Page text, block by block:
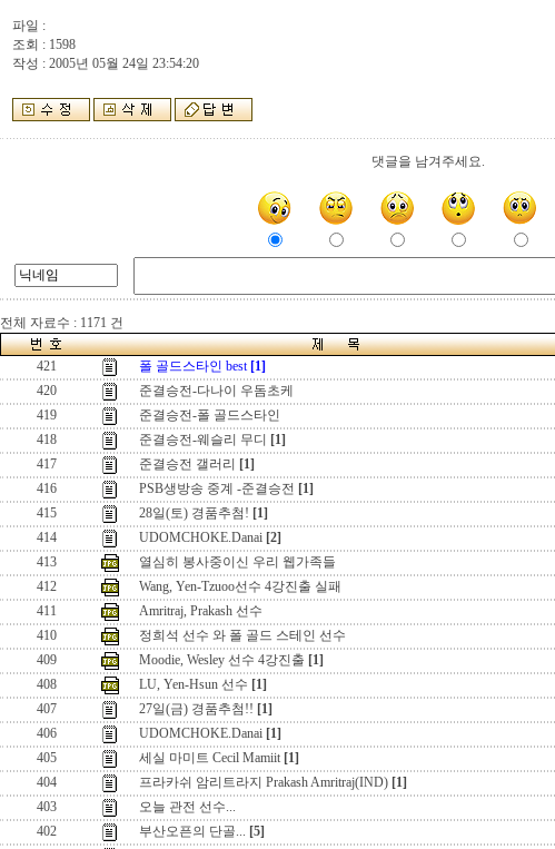
파일 :
조회 : 1598
작성 : 2005년 05월 24일 23:54:20
댓글을 남겨주세요.
전체 자료수 : 1171 건
421 폴 골드스타인 best [1]
420
준결승전-다나이 우돔초케
419
준결승전-폴 골드스타인
418
준결승전-웨슬리 무디
[1]
417
준결승전 갤러리
[1]
416
PSB생방송 중계 -준결승전 [1]
415
28일(토) 경품추첨! [1]
414
UDOMCHOKE.Danai [2]
413
열심히 봉사중이신 우리 웹가족들
412
Wang, Yen-Tzuoo선수 4강진출 실패
411
Amritraj, Prakash 선수
410
정희석 선수 와 폴 골드 스테인 선수
409
Moodie, Wesley 선수 4강진출 [1]
408
LU, Yen-Hsun 선수 [1]
407
27일(금) 경품추첨!! [1]
406
UDOMCHOKE.Danai [1]
405
세실 마미트 Cecil Mamiit [1]
404
프라카쉬 암리트라지 Prakash Amritraj(IND) [1]
403
오늘 관전 선수...
402
부산오픈의 단골... [5]